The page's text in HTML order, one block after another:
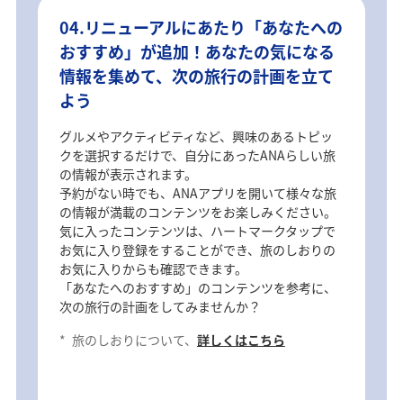
04.リニューアルにあたり「あなたへの
おすすめ」が追加！あなたの気になる
情報を集めて、次の旅行の計画を立て
よう
グルメやアクティビティなど、興味のあるトピッ
クを選択するだけで、自分にあったANAらしい旅
の情報が表示されます。
予約がない時でも、ANAアプリを開いて様々な旅
の情報が満載のコンテンツをお楽しみください。
気に入ったコンテンツは、ハートマークタップで
お気に入り登録をすることができ、旅のしおりの
お気に入りからも確認できます。
「あなたへのおすすめ」のコンテンツを参考に、
次の旅行の計画をしてみませんか？
* 旅のしおりについて、 詳しくはこちら